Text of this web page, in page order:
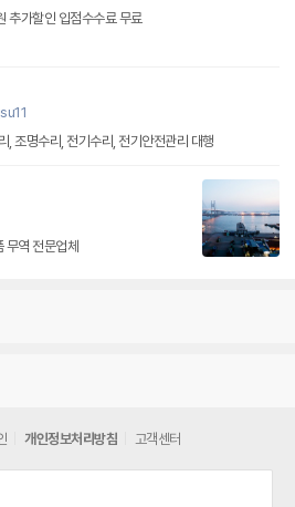
추가할인 입점수수료 무료
, 조명수리, 전기수리, 전기안전관리 대행
안전하고 빠르게 기계 및 산업용 제품 무역 전문업체
개인정보처리방침 고객센터